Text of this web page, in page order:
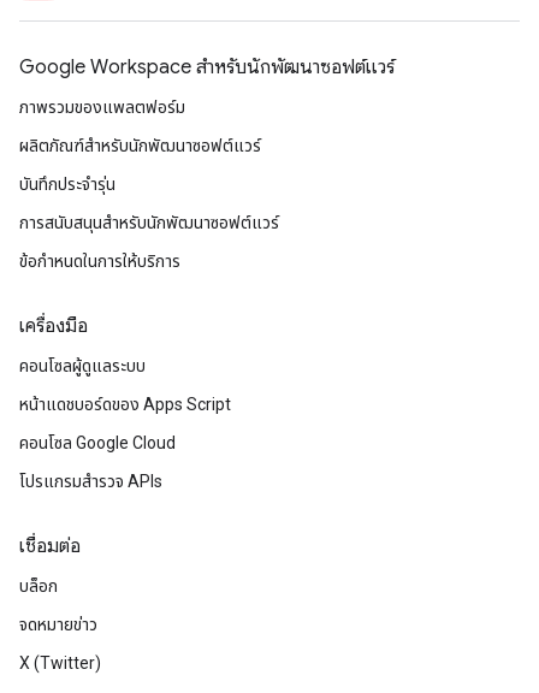
Google Workspace สําหรับนักพัฒนาซอฟต์แวร์
ภาพรวมของแพลตฟอร์ม
ผลิตภัณฑ์สําหรับนักพัฒนาซอฟต์แวร์
บันทึกประจำรุ่น
การสนับสนุนสำหรับนักพัฒนาซอฟต์แวร์
ข้อกำหนดในการให้บริการ
เครื่องมือ
คอนโซลผู้ดูแลระบบ
หน้าแดชบอร์ดของ Apps Script
คอนโซล Google Cloud
โปรแกรมสำรวจ APIs
เชื่อมต่อ
บล็อก
จดหมายข่าว
X (Twitter)